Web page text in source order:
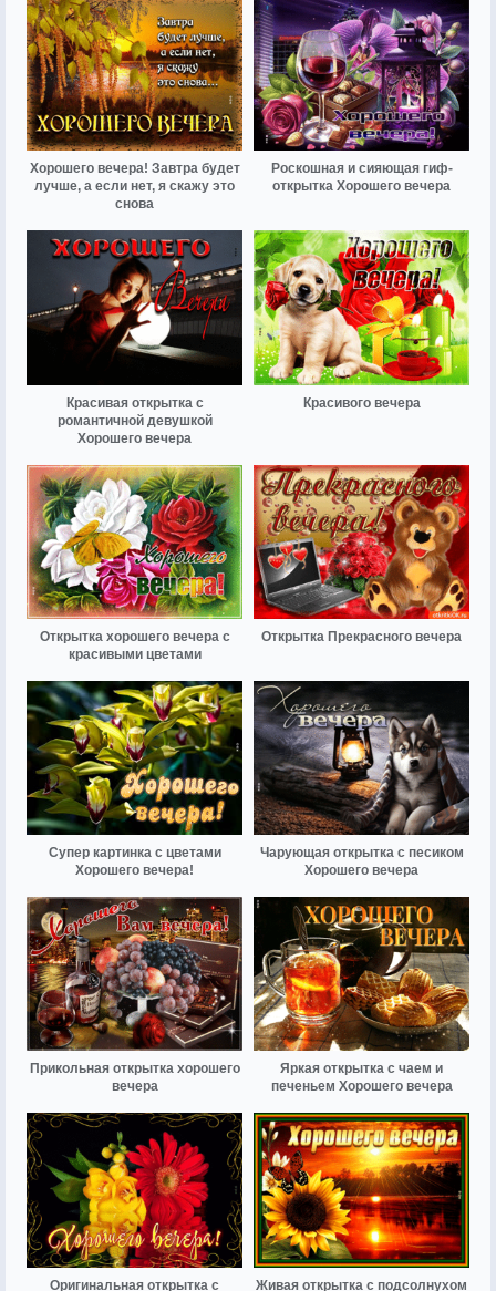
Хорошего вечера! Завтра будет
лучше, а если нет, я скажу это
снова
Роскошная и сияющая гиф-
открытка Хорошего вечера
Красивая открытка с
романтичной девушкой
Хорошего вечера
Красивого вечера
Открытка хорошего вечера с
красивыми цветами
Открытка Прекрасного вечера
Супер картинка с цветами
Хорошего вечера!
Чарующая открытка с песиком
Хорошего вечера
Прикольная открытка хорошего
вечера
Яркая открытка с чаем и
печеньем Хорошего вечера
Оригинальная открытка с Живая открытка с подсолнухом